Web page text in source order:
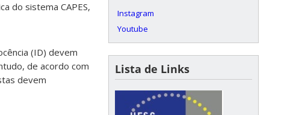
do sistema CAPES,
(ID) devem
de acordo com
devem
Instagram
Youtube
Lista de Links